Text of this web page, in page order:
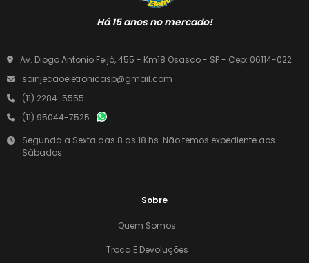
Há 15 anos no mercado!
Av. Diogo Antonio Feijó, 455 - Km18 Osasco - SP - Cep: 06114-022
soinjecaoeletronicasp@gmail.com
(11) 2284-5555
(11) 95044-7525
Segunda a Sexta das 8 as 18 hs. Não temos expediente aos
Sábados
Sobre
Quem Somos
Troca E Devoluções